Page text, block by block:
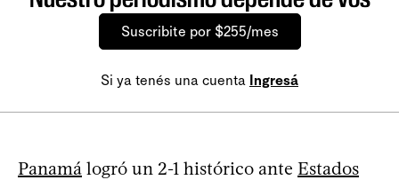
Suscribite por $255/mes
Si ya tenés una cuenta Ingresá
Panamá logró un 2-1 histórico ante Estados